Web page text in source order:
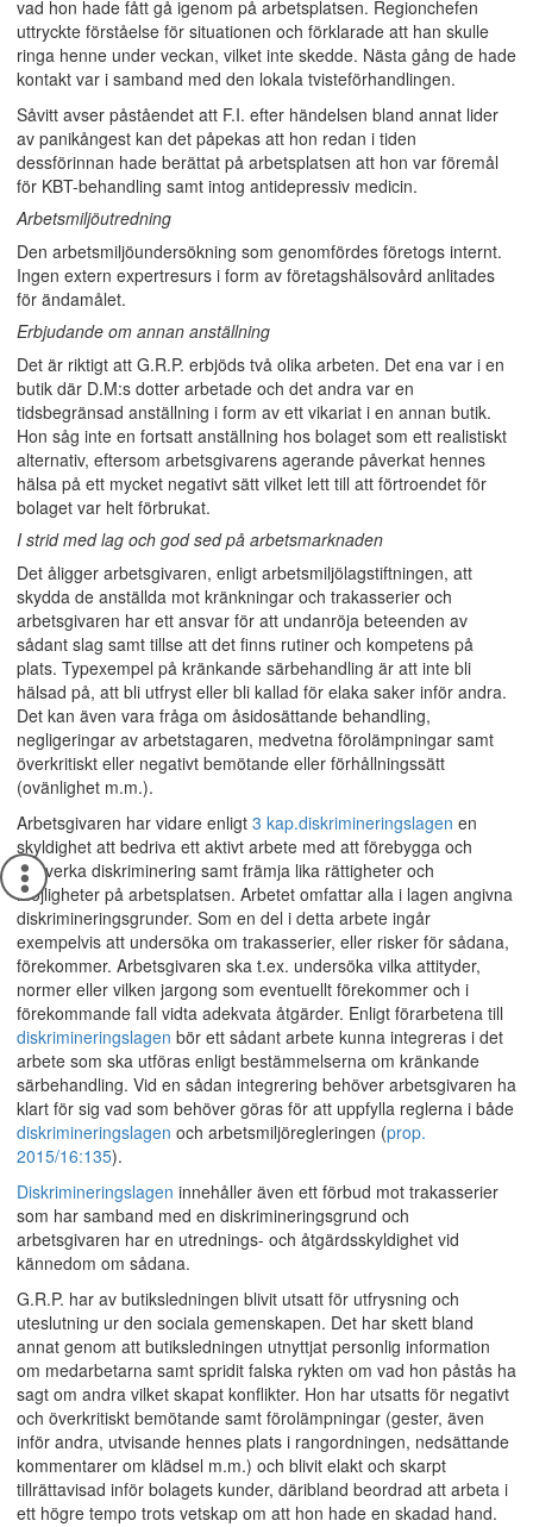
vad hon hade fått gå igenom på arbetsplatsen. Regionchefen
uttryckte förståelse för situationen och förklarade att han skulle
ringa henne under veckan, vilket inte skedde. Nästa gång de hade
kontakt var i samband med den lokala tvisteförhandlingen.
Såvitt avser påståendet att F.I. efter händelsen bland annat lider
av panikångest kan det påpekas att hon redan i tiden
dessförinnan hade berättat på arbetsplatsen att hon var föremål
för KBT-behandling samt intog antidepressiv medicin.
Arbetsmiljöutredning
Den arbetsmiljöundersökning som genomfördes företogs internt.
Ingen extern expertresurs i form av företagshälsovård anlitades
för ändamålet.
Erbjudande om annan anställning
Det är riktigt att G.R.P. erbjöds två olika arbeten. Det ena var i en
butik där D.M:s dotter arbetade och det andra var en
tidsbegränsad anställning i form av ett vikariat i en annan butik.
Hon såg inte en fortsatt anställning hos bolaget som ett realistiskt
alternativ, eftersom arbetsgivarens agerande påverkat hennes
hälsa på ett mycket negativt sätt vilket lett till att förtroendet för
bolaget var helt förbrukat.
I strid med lag och god sed på arbetsmarknaden
Det åligger arbetsgivaren, enligt arbetsmiljölagstiftningen, att
skydda de anställda mot kränkningar och trakasserier och
arbetsgivaren har ett ansvar för att undanröja beteenden av
sådant slag samt tillse att det finns rutiner och kompetens på
plats. Typexempel på kränkande särbehandling är att inte bli
hälsad på, att bli utfryst eller bli kallad för elaka saker inför andra.
Det kan även vara fråga om åsidosättande behandling,
negligeringar av arbetstagaren, medvetna förolämpningar samt
överkritiskt eller negativt bemötande eller förhållningssätt
(ovänlighet m.m.).
Arbetsgivaren har vidare enligt 3 kap.diskrimineringslagen en
skyldighet att bedriva ett aktivt arbete med att förebygga och
motverka diskriminering samt främja lika rättigheter och
möjligheter på arbetsplatsen. Arbetet omfattar alla i lagen angivna
diskrimineringsgrunder. Som en del i detta arbete ingår
exempelvis att undersöka om trakasserier, eller risker för sådana,
förekommer. Arbetsgivaren ska t.ex. undersöka vilka attityder,
normer eller vilken jargong som eventuellt förekommer och i
förekommande fall vidta adekvata åtgärder. Enligt förarbetena till
diskrimineringslagen bör ett sådant arbete kunna integreras i det
arbete som ska utföras enligt bestämmelserna om kränkande
särbehandling. Vid en sådan integrering behöver arbetsgivaren ha
klart för sig vad som behöver göras för att uppfylla reglerna i både
diskrimineringslagen och arbetsmiljöregleringen (prop.
2015/16:135).
Diskrimineringslagen innehåller även ett förbud mot trakasserier
som har samband med en diskrimineringsgrund och
arbetsgivaren har en utrednings- och åtgärdsskyldighet vid
kännedom om sådana.
G.R.P. har av butiksledningen blivit utsatt för utfrysning och
uteslutning ur den sociala gemenskapen. Det har skett bland
annat genom att butiksledningen utnyttjat personlig information
om medarbetarna samt spridit falska rykten om vad hon påstås ha
sagt om andra vilket skapat konflikter. Hon har utsatts för negativt
och överkritiskt bemötande samt förolämpningar (gester, även
inför andra, utvisande hennes plats i rangordningen, nedsättande
kommentarer om klädsel m.m.) och blivit elakt och skarpt
tillrättavisad inför bolagets kunder, däribland beordrad att arbeta i
ett högre tempo trots vetskap om att hon hade en skadad hand.